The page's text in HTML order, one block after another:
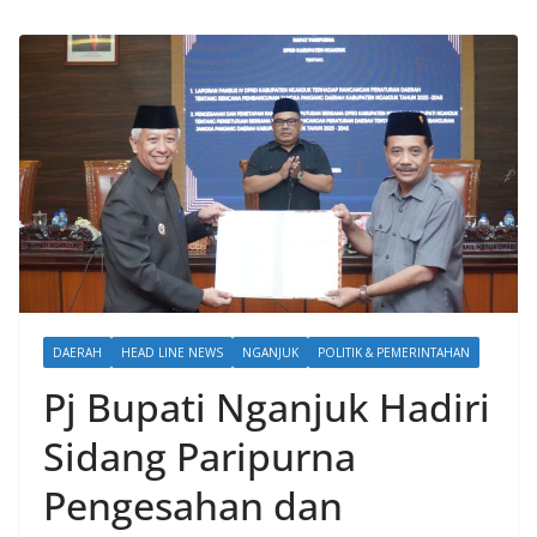
DAERAH HEAD LINE NEWS NGANJUK POLITIK & PEMERINTAHAN
Pj Bupati Nganjuk Hadiri
Sidang Paripurna
Pengesahan dan